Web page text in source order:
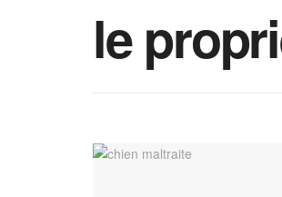
le